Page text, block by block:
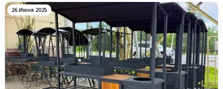
26 Июня 2025